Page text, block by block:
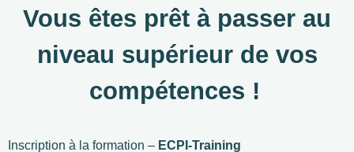
Vous êtes prêt à passer au
niveau supérieur de vos
compétences !
Inscription à la formation – ECPI-Training